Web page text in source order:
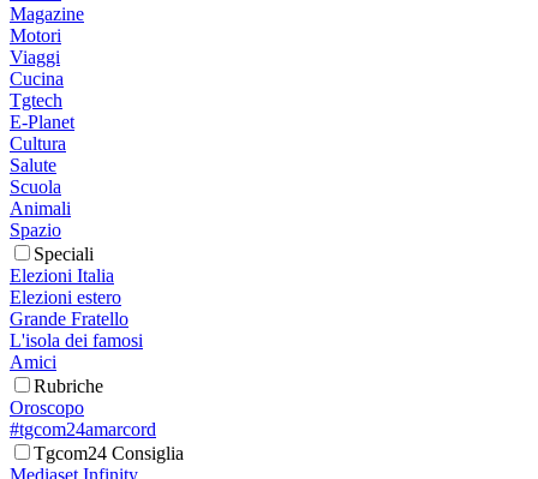
Magazine
Motori
Viaggi
Cucina
Tgtech
E-Planet
Cultura
Salute
Scuola
Animali
Spazio
Speciali
Elezioni Italia
Elezioni estero
Grande Fratello
L'isola dei famosi
Amici
Rubriche
Oroscopo
#tgcom24amarcord
Tgcom24 Consiglia
Mediaset Infinity